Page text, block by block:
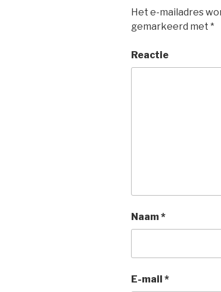
Het e-mailadres
gemarkeerd met *
Reactie
Naam*
E-mail *